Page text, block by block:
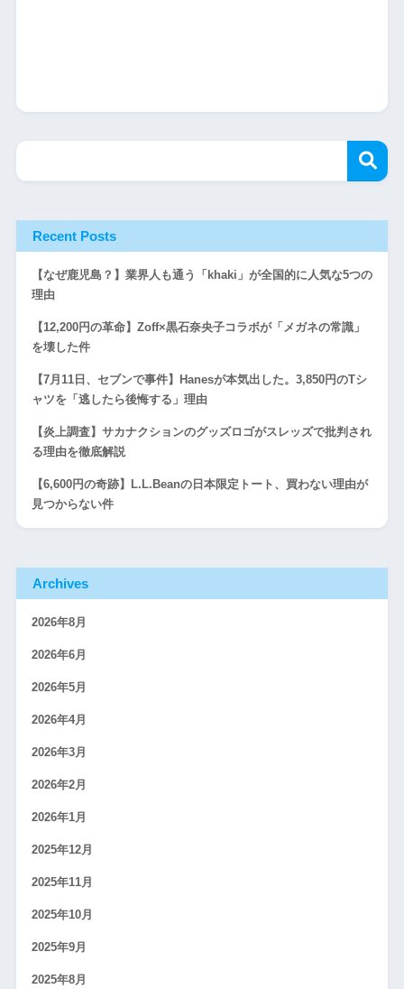
Recent Posts
【なぜ鹿児島？】業界人も通う「khaki」が全国的に人気な5つの
理由
【12,200円の革命】Zoff×黒石奈央子コラボが「メガネの常識」
を壊した件
【7月11日、セブンで事件】Hanesが本気出した。3,850円のTシ
ャツを「逃したら後悔する」理由
【炎上調査】サカナクションのグッズロゴがスレッズで批判され
る理由を徹底解説
【6,600円の奇跡】L.L.Beanの日本限定トート、買わない理由が
見つからない件
Archives
2026年8月
2026年6月
2026年5月
2026年4月
2026年3月
2026年2月
2026年1月
2025年12月
2025年11月
2025年10月
2025年9月
2025年8月